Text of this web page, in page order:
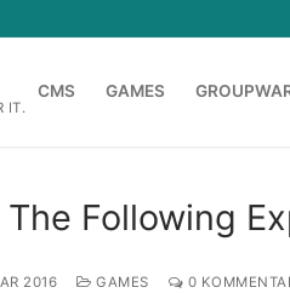
IT.
CMS GAMES
Following
2016 GAMES 0